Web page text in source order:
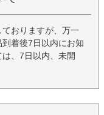
おりますが、万一
着後7日以内にお知
、7日以内、未開